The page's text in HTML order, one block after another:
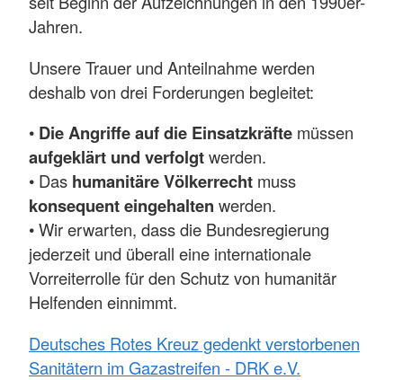
Jahren.
Unsere Trauer und Anteilnahme werden
deshalb von drei Forderungen begleitet:
• Die Angriffe auf die Einsatzkräfte müssen
aufgeklärt und verfolgtwerden.
• Das humanitäre Völkerrecht muss
konsequent eingehalten werden.
• Wir erwarten, dass die Bundesregierung
jederzeit und überall eine internationale
Vorreiterrolle für den Schutz von humanitär
Helfenden einnimmt.
Deutsches Rotes Kreuz gedenkt verstorbenen
Sanitätern im Gazastreifen - DRK e.V.